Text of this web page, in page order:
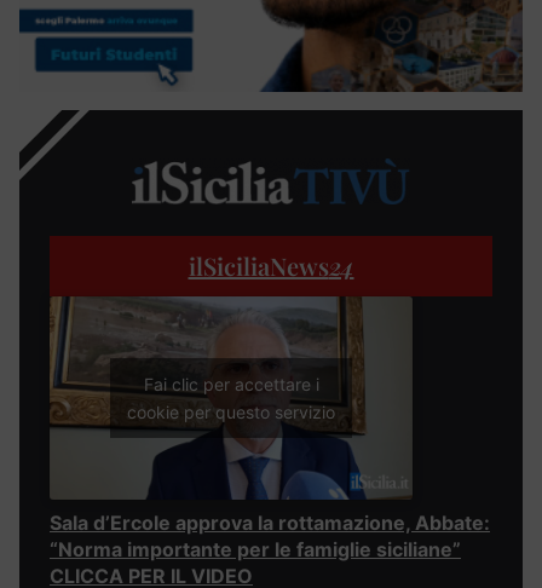
ilSiciliaNews24
Fai clic per accettare i
cookie per questo servizio
Sala d’Ercole approva la rottamazione, Abbate:
“Norma importante per le famiglie siciliane”
CLICCA PER IL VIDEO